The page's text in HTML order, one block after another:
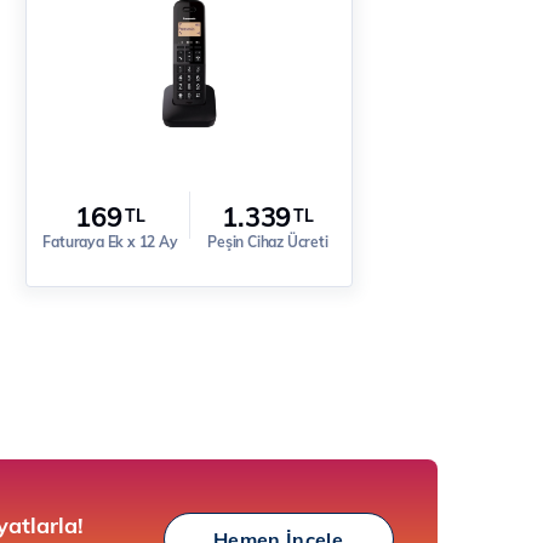
169TL
Faturaya Ek x 12 Ay
1.339TL
Peşin Cihaz Ücreti